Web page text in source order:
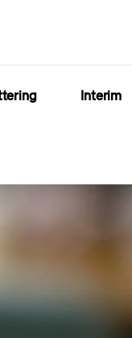
Interim